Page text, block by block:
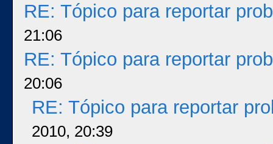
RE: Tópico para reportar
21:06
RE: Tópico para reportar
20:06
RE: Tópico para reportar
2010, 20:39